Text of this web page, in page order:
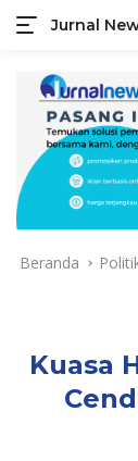
konten
Jurnal
Jendela
Rakyat
Beranda
Kuasa